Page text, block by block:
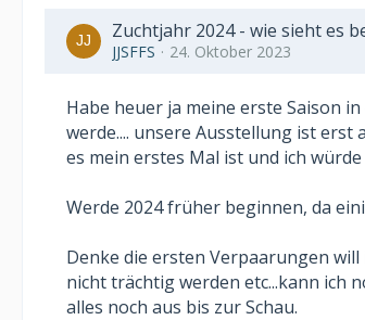
Zuchtjahr 2024 - wie sieht es
JJSFFS 24. Oktober 2023
Habe heuer ja meine erste Saison
werde.... unsere Ausstellung ist erst
es mein erstes Mal ist und ich
Werde 2024 früher beginnen, da
Denke die ersten Verpaarungen
nicht trächtig werden etc...kann ich
alles noch aus bis zur Schau.